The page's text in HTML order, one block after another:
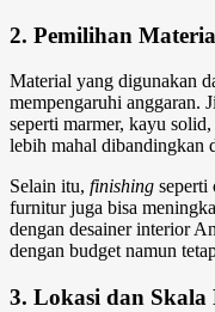
2. Pemilihan
Material yang digunakan
mempengaruhi anggaran.
seperti marmer, kayu
lebih mahal dibandingkan
Selain itu, finishing seperti
furnitur juga bisa
dengan desainer interior
dengan budget namun
3. Lokasi dan Skala